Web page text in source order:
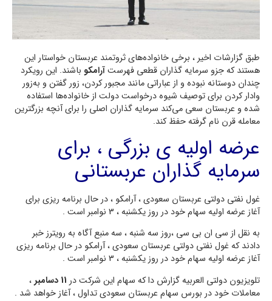
طبق گزارشات اخیر ، برخی خانواده‌های ثروتمند عربستان خواستار این
هستند که جزو سرمایه گذاران قطعی فهرستآرامکو باشند. این رویکرد
چندان دوستانه نبوده و از عباراتی مانند مجبور کردن، زور گفتن و به‌زور
وادار کردن برای توصیف شیوه درخواست دولت از خانواده‌ها استفاده
شده و عربستان سعی می‌کند سرمایه گذاران اصلی را برای آنچه بزرگترین
معامله قرن نام گرفته حفظ کند.
عرضه اولیه ی بزرگی ، برای
سرمایه گذاران عربستانی
غول نفتی دولتی عربستان سعودی ، آرامکو ، در حال برنامه ریزی برای
آغاز عرضه اولیه سهام خود در روز یکشنبه ، 3 نوامبر است .
به نقل از سی ان بی سی ،روز سه شنبه ، سه منبع آگاه به رویترز خبر
دادند که غول نفتی دولتی عربستان سعودی ، آرامکو در حال برنامه ریزی
آغاز عرضه اولیه سهام خود در روز یکشنبه ، 3 نوامبر است .
تلویزیون دولتی العربیه گزارش دا که سهام این شرکت در 11 دسامبر
،
معاملات خود در بورس سهام عربستان سعودی تداول ، آغاز خواهد شد .